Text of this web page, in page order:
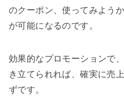
のクーポン、使ってみよう
が可能になるのです。
効果的なプロモーションで
き立てられれば、確実に売
ずです。